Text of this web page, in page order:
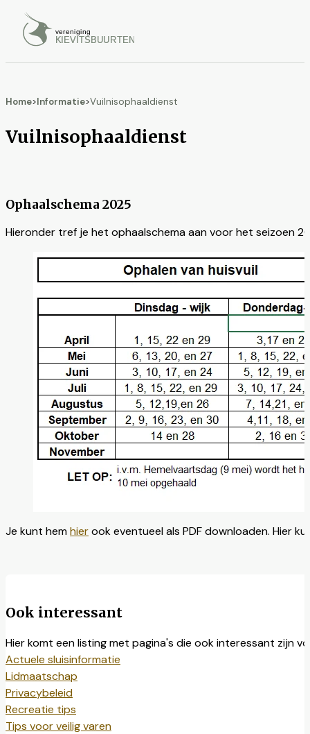
Home>Informatie>Vuilnisophaaldienst
Vuilnisophaaldienst
Ophaalschema 2025
Hieronder tref je het ophaalschema aan voor het seizoen
Je kunt hemhierook eventueel als PDF downloaden. Hier
Ook interessant
Hier komt een listing met pagina's die ook interessant zijn
Actuele sluisinformatie
Lidmaatschap
Privacybeleid
Recreatie tips
Tips voor veilig varen